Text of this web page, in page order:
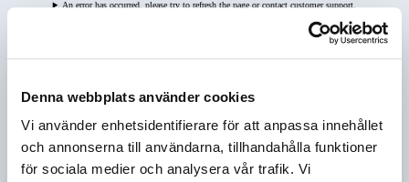
Denna webbplats använder cookies
Vi använder enhetsidentifierare för att anpassa innehållet
och annonserna till användarna, tillhandahålla funktioner
för sociala medier och analysera vår trafik. Vi
An error has occurred, please try to refresh the page or contact customer support.